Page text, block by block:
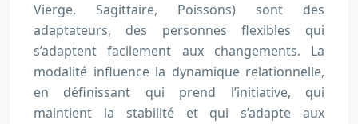
Vierge, Sagittaire, Poissons) sont des
adaptateurs, des personnes flexibles qui
s’adaptent facilement aux changements. La
modalité influence la dynamique relationnelle,
en définissant qui prend l’initiative, qui
maintient la stabilité et qui s’adapte aux